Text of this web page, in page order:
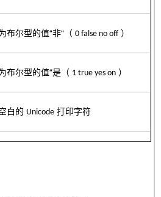
布尔型的值“非“（ 0 false no off ）
布尔型的值“是（ 1 true yes on ）
白的 Unicode 打印字符